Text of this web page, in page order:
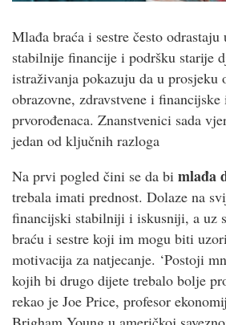
Mlađa braća i sestre često odrastaju
stabilnije financije i podršku starije
istraživanja pokazuju da u prosjeku
obrazovne, zdravstvene i financijske
prvorođenaca. Znanstvenici sada
jedan od ključnih razloga
Na prvi pogled čini se da bi mlađa
trebala imati prednost. Dolaze na
financijski stabilniji i iskusniji, a uz
braću i sestre koji im mogu biti
motivacija za natjecanje. ‘Postoji
kojih bi drugo dijete trebalo bolje
rekao je Joe Price, profesor